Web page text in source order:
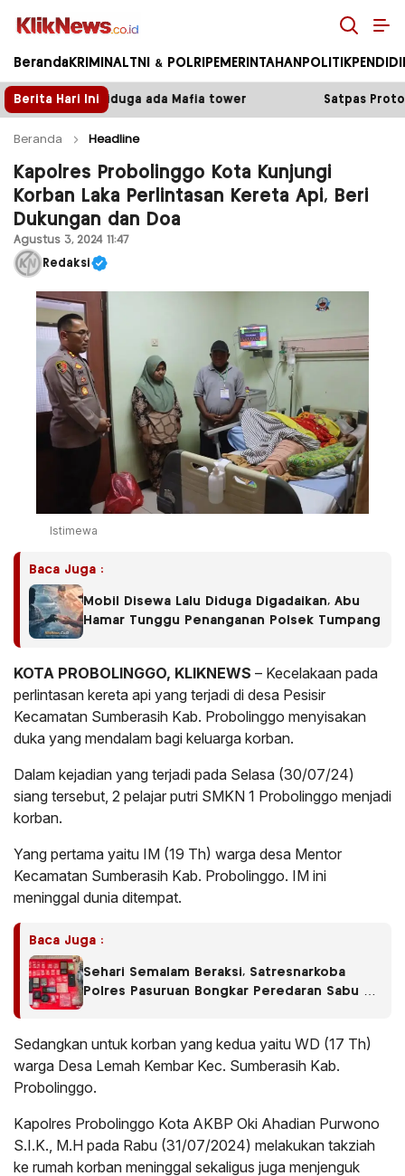
Kliknews.co.id
Beranda KRIMINAL TNI & POLRI PEMERINTAHAN POLITIK
Berita Hari Ini
Mafia tower Satpas Prototype Polres Malang
Beranda Headline
Kapolres Probolinggo Kota Kunjungi
Korban Laka Perlintasan Kereta Api, Beri
Dukungan dan Doa
Agustus 3, 2024 11:47
Redaksi
Istimewa
Baca Juga :
Mobil Disewa Lalu Diduga Digadaikan, Abu
Hamar Tunggu Penanganan Polsek Tumpang
KOTA PROBOLINGGO, KLIKNEWS – Kecelakaan pada
perlintasan kereta api yang terjadi di desa Pesisir
Kecamatan Sumberasih Kab. Probolinggo menyisakan
duka yang mendalam bagi keluarga korban.
Dalam kejadian yang terjadi pada Selasa (30/07/24)
siang tersebut, 2 pelajar putri SMKN 1 Probolinggo menjadi
korban.
Yang pertama yaitu IM (19 Th) warga desa Mentor
Kecamatan Sumberasih Kab. Probolinggo. IM ini
meninggal dunia ditempat.
Baca Juga :
Sehari Semalam Beraksi, Satresnarkoba
Polres Pasuruan Bongkar Peredaran Sabu di
Sedangkan untuk korban yang kedua yaitu WD (17 Th)
warga Desa Lemah Kembar Kec. Sumberasih Kab.
Probolinggo.
Kapolres Probolinggo Kota AKBP Oki Ahadian Purwono
S.I.K., M.H pada Rabu (31/07/2024) melakukan takziah
ke rumah korban meninggal sekaligus juga menjenguk